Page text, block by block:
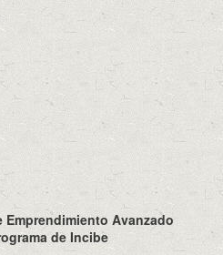
Avanzado
de Incibe